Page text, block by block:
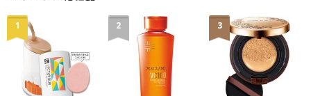
女性下着
女性下着
メンズ下着
メンズ通販すべて
メンズファッション
家電・雑貨
家電・雑貨すべて
寝具・インテリア・家具
1 2 3